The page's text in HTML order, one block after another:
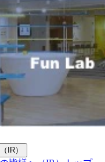
IR）